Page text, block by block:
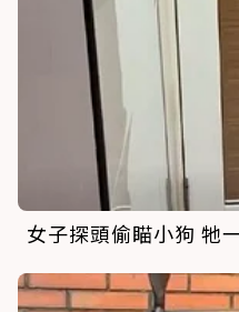
女子探頭偷瞄小狗 牠